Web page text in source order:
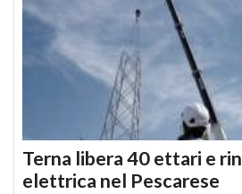
Terna libera 40 ettari e
elettrica nel Pescarese